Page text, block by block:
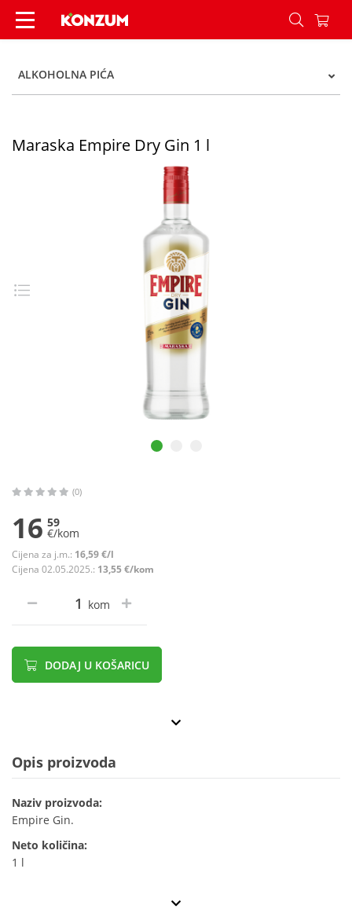
Maraska Empire Dry Gin 1 l - Konzum
ALKOHOLNA PIĆA
Maraska Empire Dry Gin 1 l
(0)
16 59
€/kom
Cijena za j.m.: 16,59 €/l
Cijena 02.05.2025.: 13,55 €/kom
kom
DODAJ U KOŠARICU
Opis proizvoda
Naziv proizvoda:
Empire Gin.
Neto količina:
1 l